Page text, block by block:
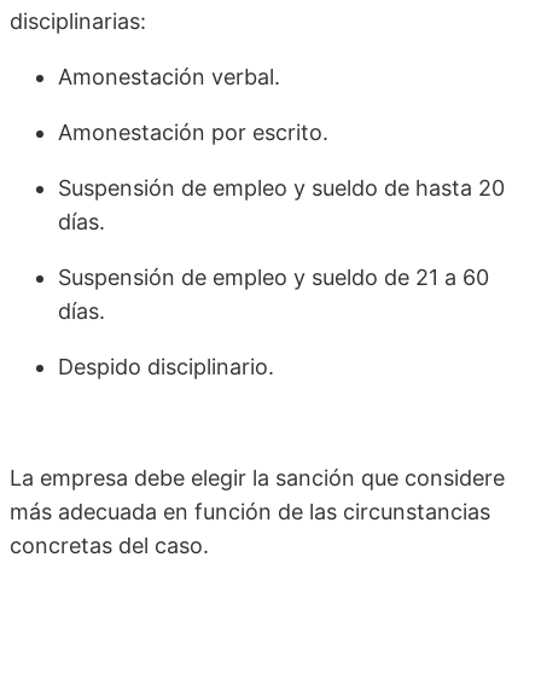
disciplinarias:
Amonestación verbal.
Amonestación por escrito.
Suspensión de empleo y sueldo de hasta 20
días.
Suspensión de empleo y sueldo de 21 a 60
días.
Despido disciplinario.
La empresa debe elegir la sanción que considere
más adecuada en función de las circunstancias
concretas del caso.